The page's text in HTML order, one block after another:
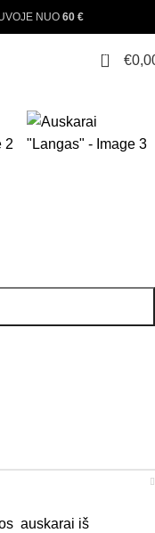
NUO 60 €
0 €
auskarai iš